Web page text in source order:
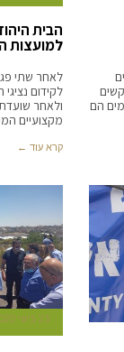
הם
הבית
למועצות
לאחר שתי
לקידום
ולאחר
מקצועיים
קרא עוד ←
23 ביוני 2020